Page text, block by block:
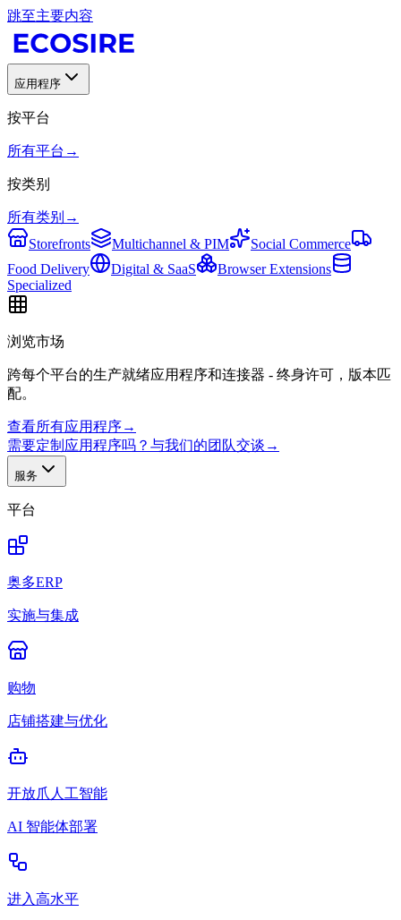
跳至主要内容
应用程序
按平台
所有平台 →
按类别
所有类别 →
Storefronts
Multichannel & PIM
Social Commerce
Food Delivery
Digital & SaaS
Browser Extensions
Specialized
浏览市场
跨每个平台的生产就绪应用程序和连接器 - 终身许可，版本匹
配。
查看所有应用程序→
需要定制应用程序吗？与我们的团队交谈 →
服务
平台
奥多ERP
实施与集成
购物
店铺搭建与优化
开放爪人工智能
AI 智能体部署
进入高水平